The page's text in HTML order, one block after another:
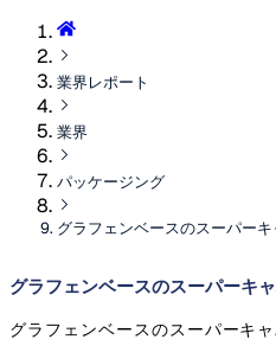
業界レポート
業界
パッケージング
グラフェンベースのスーパー
グラフェンベースのスーパーキ
グラフェンベースのスーパーキ